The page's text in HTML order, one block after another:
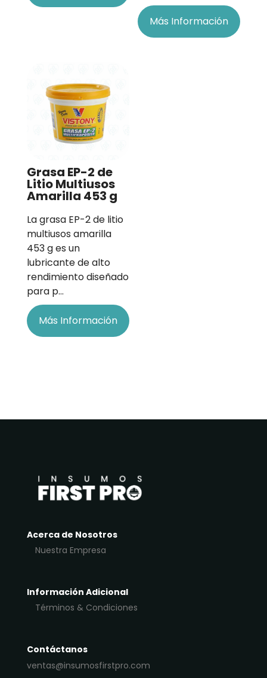
Más Información
Grasa EP-2 de
Litio Multiusos
Amarilla 453 g
La grasa EP-2 de litio
multiusos amarilla
453 g es un
lubricante de alto
rendimiento diseñado
para p…
Más Información
Acerca de Nosotros
Nuestra Empresa
Información Adicional
Términos & Condiciones
Contáctanos
ventas@insumosfirstpro.com